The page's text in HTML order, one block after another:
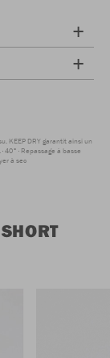
KEEP DRY garantit ainsi un
40° Repassage à basse
à sec